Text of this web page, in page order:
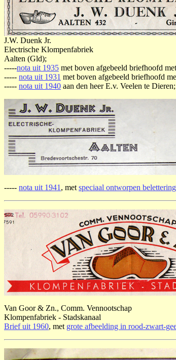
J.W. Duenk Jr.
Electrische Klompenfabriek
Aalten (Gld);
-----nota uit 1935 met boven afgebeeld briefhoofd
----- nota uit 1931 met boven afgebeeld briefhoofd
----- nota uit 1940 aan den heer E.v. Veelen te
----- nota uit 1941 , met speciaal ontworpen
Van Goor & Zn., Comm. Vennootschap
Klompenfabriek - Stadskanaal
Brief uit 1960, met grote afbeelding in rood-zwart-